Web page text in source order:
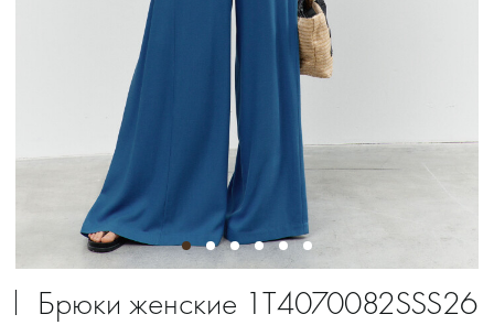
Брюки женские 1T4070082SSS26